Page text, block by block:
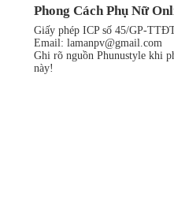
Phong Cách Phụ Nữ
Giấy phép ICP số 45/GP-
Email: lamanpv@gmail.com
Ghi rõ nguồn Phunustyle khi
này!